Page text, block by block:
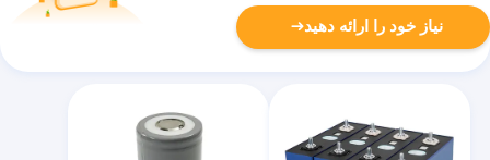
نیاز خود را ارائه دهید